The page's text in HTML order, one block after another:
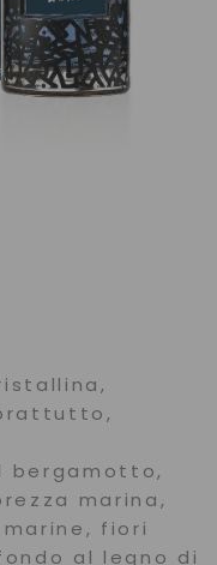
bergamotto,
marina,
fiori
al legno di